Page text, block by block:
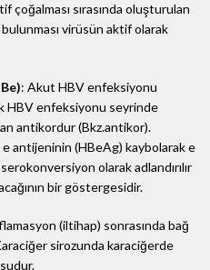
çoğalması sırasında oluşturulan
virüsün aktif olarak
: Akut HBV enfeksiyonu
HBV enfeksiyonu seyrinde
antikordur (Bkz.antikor).
antijeninin (HBeAg) kaybolarak e
olarak adlandırılır
bir göstergesidir.
(iltihap) sonrasında bağ
sirozunda karaciğerde